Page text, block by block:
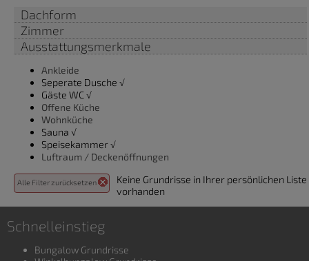
Dachform
Zimmer
Ausstattungsmerkmale
Ankleide
Seperate Dusche √
Gäste WC √
Offene Küche
Wohnküche
Sauna √
Speisekammer √
Luftraum / Deckenöffnungen
Alle Filter zurücksetzen
Keine Grundrisse in Ihrer persönlichen Liste
vorhanden
Schnelleinstieg
Bungalow Grundrisse